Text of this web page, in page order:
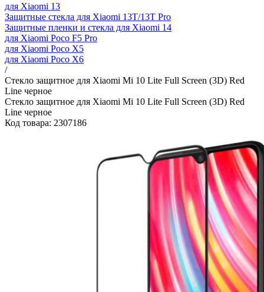
для Xiaomi 13
Защитные стекла для Xiaomi 13T/13T Pro
Защитные пленки и стекла для Xiaomi 14
для Xiaomi Poco F5 Pro
для Xiaomi Poco X5
для Xiaomi Poco X6
/
Стекло защитное для Xiaomi Mi 10 Lite Full Screen (3D) Red
Line черное
Стекло защитное для Xiaomi Mi 10 Lite Full Screen (3D) Red
Line черное
Код товара: 2307186